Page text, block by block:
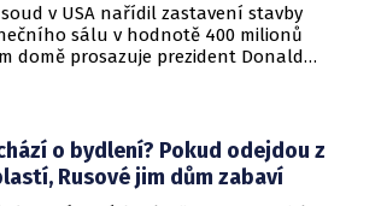
v USA nařídil zastavení stavby
sálu v hodnotě 400 milionů
domě prosazuje prezident Donald
o bydlení? Pokud odejdou z
Rusové jim dům zabaví